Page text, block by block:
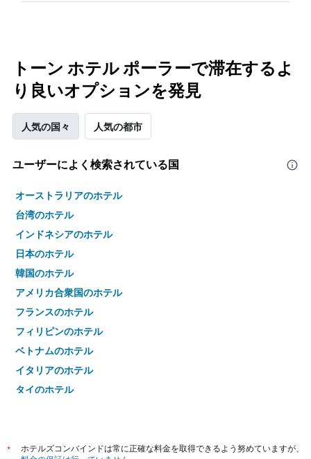
トーン ホテル ポーラーで滞在するよ
り良いオプションを発見
人気の国々 人気の都市
ユーザーによく検索されている国
オーストラリアのホテル
台湾のホテル
インドネシアのホテル
日本のホテル
韓国のホテル
アメリカ合衆国のホテル
フランスのホテル
フィリピンのホテル
ベトナムのホテル
イタリアのホテル
タイのホテル
*
ホテルズコンバインドは常に正確な料金を取得できるよう努めていますが、